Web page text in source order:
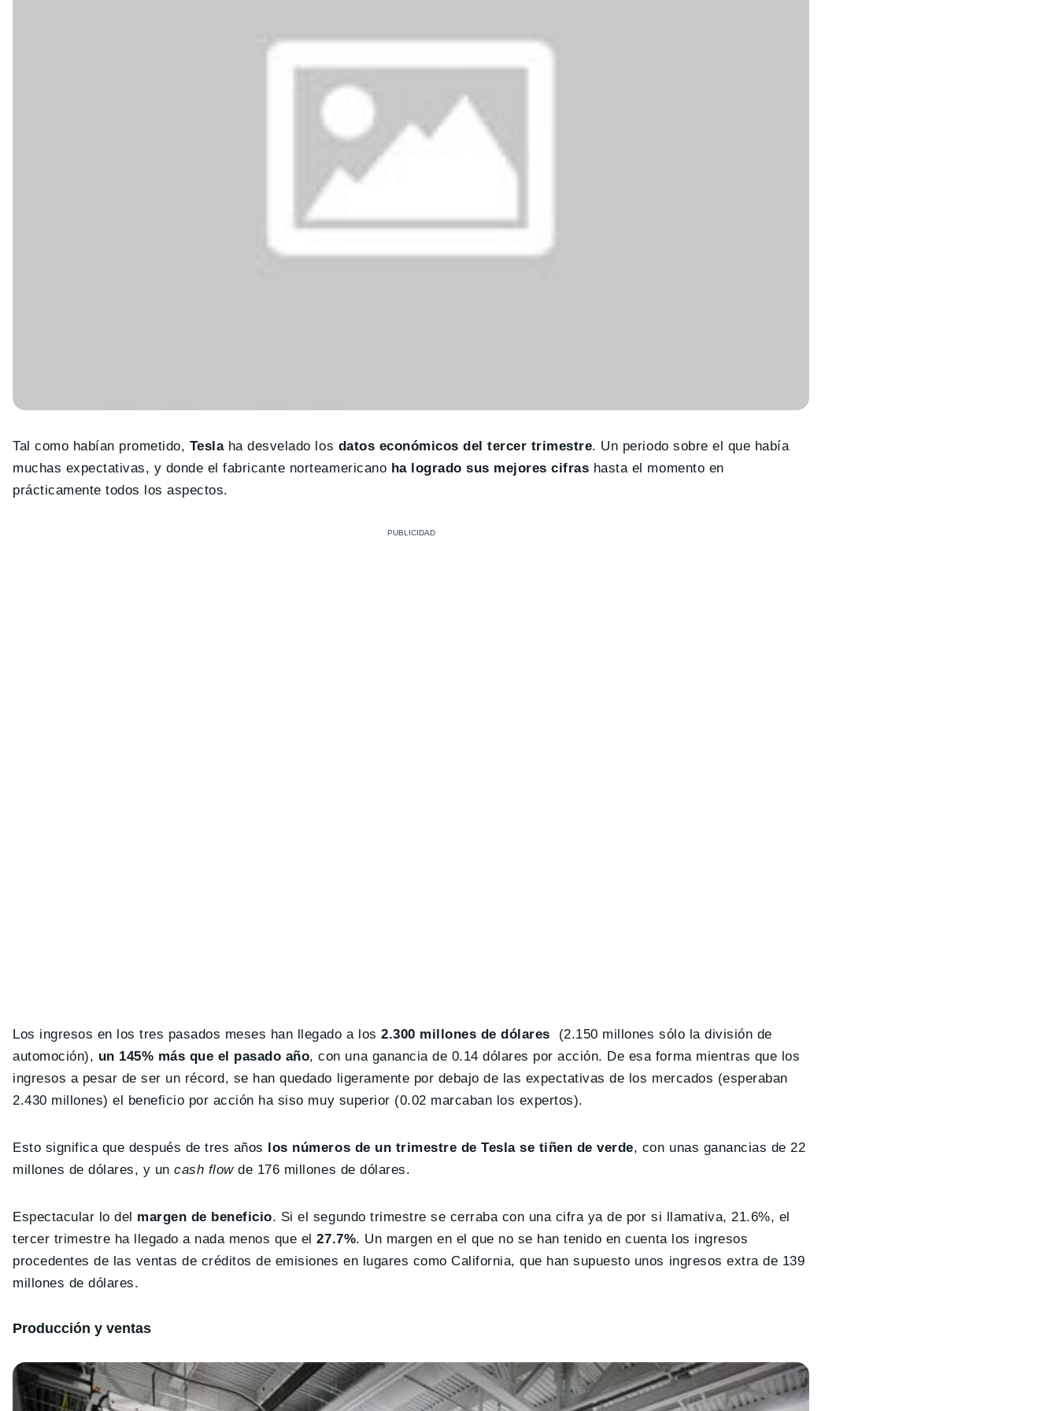
Tal como habían prometido, Teslaha desvelado los datos económicos del tercer trimestre. Un periodo sobre el que había
muchas expectativas, y donde el fabricante norteamericano ha logrado sus mejores cifras hasta el momento en
prácticamente todos los aspectos.
Los ingresos en los tres pasados meses han llegado a los2.300 millones de dólares (2.150 millones sólo la división de
automoción), un 145% más que el pasado año, con una ganancia de 0.14 dólares por acción. De esa forma mientras que los
ingresos a pesar de ser un récord, se han quedado ligeramente por debajo de las expectativas de los mercados (esperaban
2.430 millones) el beneficio por acción ha siso muy superior (0.02 marcaban los expertos).
Esto significa que después de tres años los números de un trimestre de Tesla se tiñen de verde, con unas ganancias de 22
millones de dólares, y un cash flowde 176 millones de dólares.
Espectacular lo del margen de beneficio. Si el segundo trimestre se cerraba con una cifra ya de por si llamativa, 21.6%, el
tercer trimestre ha llegado a nada menos que el27.7%. Un margen en el que no se han tenido en cuenta los ingresos
procedentes de las ventas de créditos de emisiones en lugares como California, que han supuesto unos ingresos extra de 139
millones de dólares.
Producción y ventas